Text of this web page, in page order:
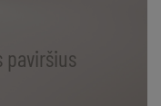
paviršius